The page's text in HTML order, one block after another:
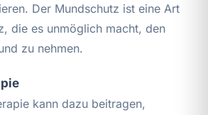
Der Mundschutz ist eine Art
die es unmöglich macht, den
zu nehmen.
kann dazu beitragen,